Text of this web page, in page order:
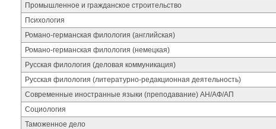
Промышленное и гражданское строительство
Психология
Романо-германская филология (английская)
Романо-германская филология (немецкая)
Русская филология (деловая коммуникация)
Русская филология (литературно-редакционная деятельность)
Современные иностранные языки (преподавание) АН/АФ/АП
Социология
Таможенное дело